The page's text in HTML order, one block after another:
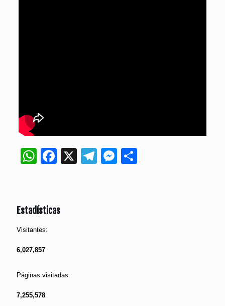
WhatsApp
Facebook
X Telegram
Messenger
Estadísticas
Visitantes:
6,027,857
Páginas visitadas:
7,255,578